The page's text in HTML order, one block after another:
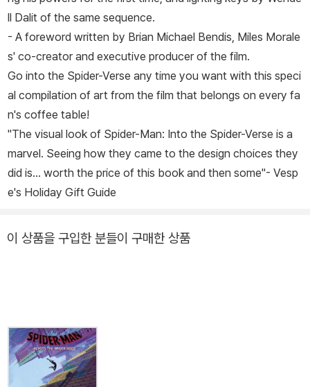
ll Dalit of the same sequence.
- A foreword written by Brian Michael Bendis, Miles Morale
s' co-creator and executive producer of the film.
Go into the Spider-Verse any time you want with this speci
al compilation of art from the film that belongs on every fa
n's coffee table!
"The visual look of Spider-Man: Into the Spider-Verse is a
marvel. Seeing how they came to the design choices they
did is... worth the price of this book and then some"- Vesp
e's Holiday Gift Guide
이 상품을 구입한 분들이 구매한 상품